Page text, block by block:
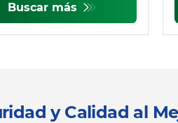
Buscar más
y Calidad al